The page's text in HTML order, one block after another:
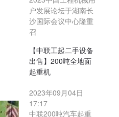
户发展论坛于湖南长
沙国际会议中心隆重
召
【中联工起二手设备
出售】200吨全地面
起重机
2023年09月04日
17:17
中联200吨汽车起重